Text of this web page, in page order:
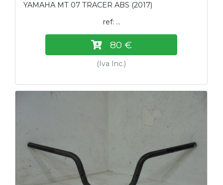
YAMAHA MT 07 TRACER ABS (2017)
ref: ...
80 €
(Iva Inc.)